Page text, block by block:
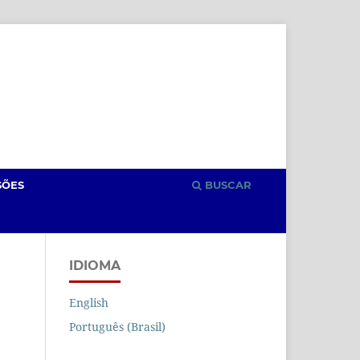
BUSCAR
IDIOMA
English
Português (Brasil)